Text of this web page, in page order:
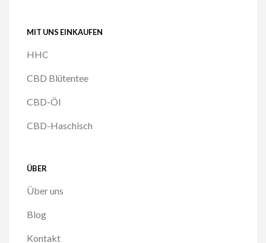
MIT UNS EINKAUFEN
HHC
CBD Blütentee
CBD-Öl
CBD-Haschisch
ÜBER
Über uns
Blog
Kontakt